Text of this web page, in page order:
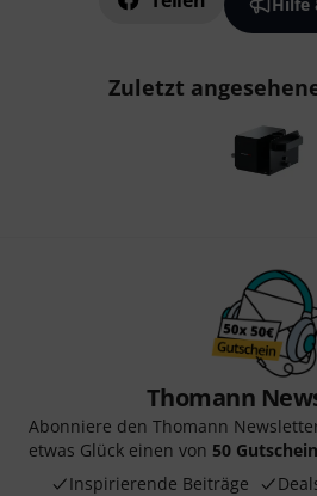
Zuletzt
Thomann
Abonniere den Thomann
etwas Glück einen von 50
Inspirierende Beiträge